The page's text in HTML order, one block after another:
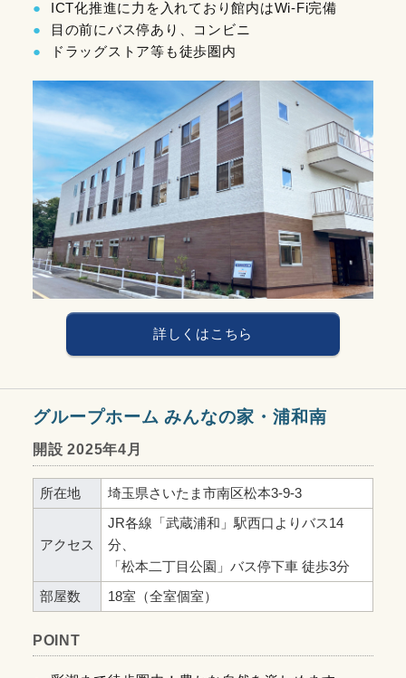
ICT化推進に力を入れており館内はWi-Fi完備
目の前にバス停あり、コンビニ
ドラッグストア等も徒歩圏内
詳しくはこちら
グループホーム みんなの家・浦和南
開設 2025年4月
所在地 埼玉県さいたま市南区松本3-9-3
アクセス
JR各線「武蔵浦和」駅西口よりバス14
分、
「松本二丁目公園」バス停下車 徒歩3分
部屋数
18室（全室個室）
POINT